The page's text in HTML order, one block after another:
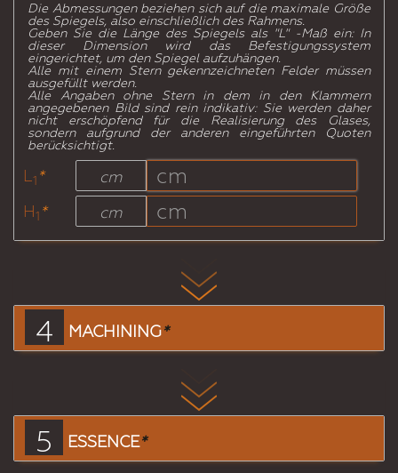
Die Abmessungen beziehen sich auf die maximale Größe
des Spiegels, also einschließlich des Rahmens.
Geben Sie die Länge des Spiegels als "L" -Maß ein: In
dieser Dimension wird das Befestigungssystem
eingerichtet, um den Spiegel aufzuhängen.
Alle mit einem Stern gekennzeichneten Felder müssen
ausgefüllt werden.
Alle Angaben ohne Stern in dem in den Klammern
angegebenen Bild sind rein indikativ: Sie werden daher
nicht erschöpfend für die Realisierung des Glases,
sondern aufgrund der anderen eingeführten Quoten
berücksichtigt.
L1 *
cm
H1 * cm
4 MACHINING*
5 ESSENCE*